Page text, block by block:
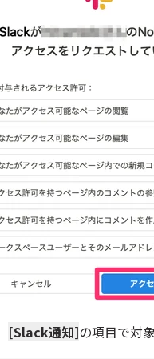
[Slack通知]の項目で対